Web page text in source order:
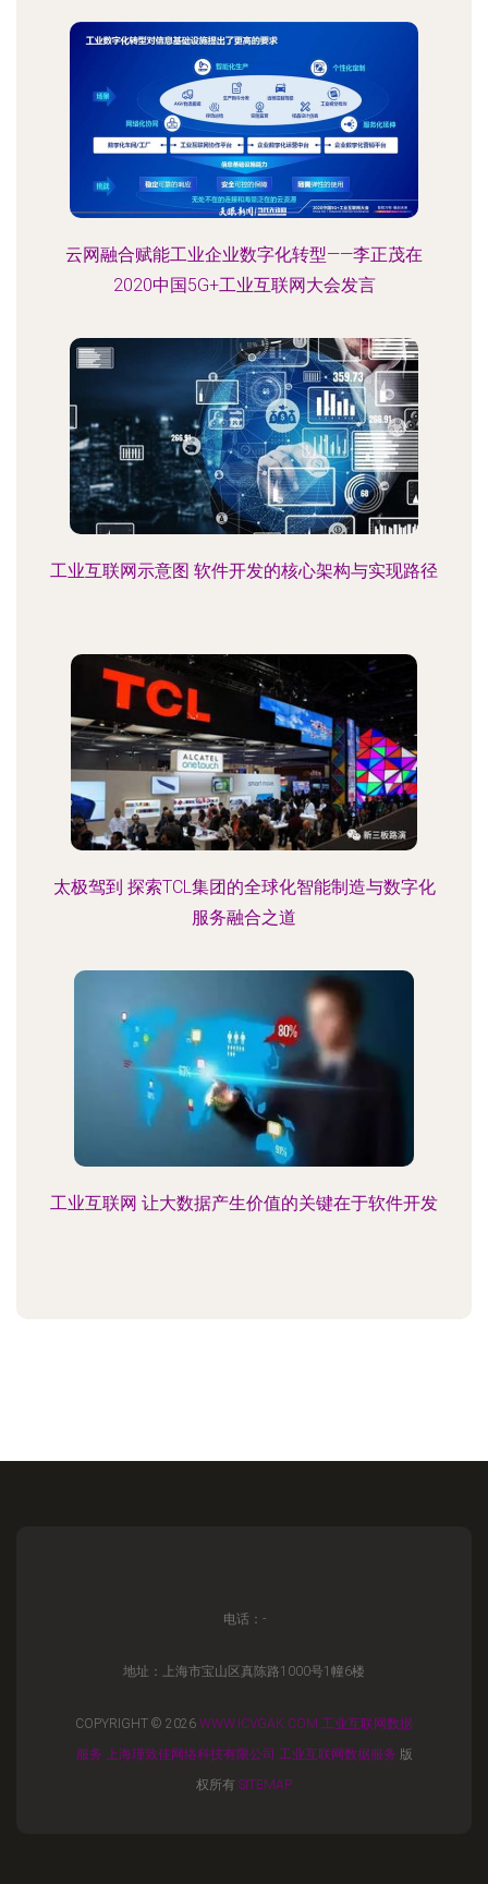
云网融合赋能工业企业数字化转型——李正茂在
2020中国5G+工业互联网大会发言
工业互联网示意图 软件开发的核心架构与实现路径
太极驾到 探索TCL集团的全球化智能制造与数字化
服务融合之道
工业互联网 让大数据产生价值的关键在于软件开发
电话：-
地址：上海市宝山区真陈路1000号1幢6楼
COPYRIGHT © 2026 WWW.ICVGAK.COM 工业互联网数据
服务
上海瑾致佳网络科技有限公司 工业互联网数据服务 版
权所有 SITEMAP